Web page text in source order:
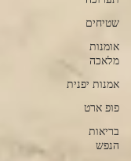
שטיחים
אומנות
מלאכה
אמנות יפנית
פופ ארט
בריאות
הנפש